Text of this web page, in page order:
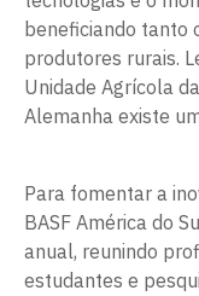
beneficiando tanto
produtores rurais.
Unidade Agrícola
Alemanha existe
Para fomentar a
BASF América do
anual, reunindo
estudantes e